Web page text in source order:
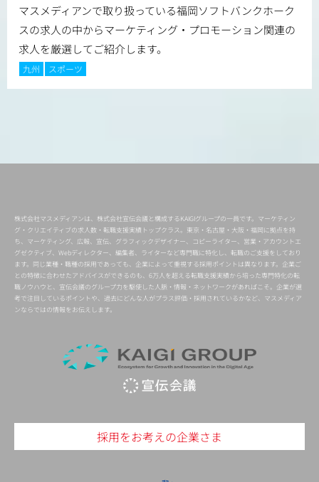
マスメディアンで取り扱っている福岡ソフトバンクホーク
スの求人の中からマーケティング・プロモーション関連の
求人を厳選してご紹介します。
九州 スポーツ
株式会社マスメディアンは、株式会社宣伝会議と構成するKAIGIグループの一員です。マーケティン
グ・クリエイティブの求人数・転職支援実績トップクラス。東京・名古屋・大阪・福岡に拠点を持
ち、マーケティング、広報、宣伝、グラフィックデザイナー、コピーライター、営業・アカウントエ
グゼクティブ、Webディレクター、編集者、ライターなど専門職に特化し、転職のご支援をしており
ます。同じ業種・職種の採用であっても、企業によって重視する採用ポイントは異なります。企業ご
との特徴に合わせたアドバイスができるのも、6万人を超える転職支援実績から培った専門特化の転
職ノウハウと、宣伝会議のグループ力を駆使した人脈・情報・ネットワークがあればこそ。企業が選
考で注目しているポイントや、過去にどんな人がプラス評価・採用されているかなど、マスメディア
ンならではの情報をお伝えします。
採用をお考えの企業さま